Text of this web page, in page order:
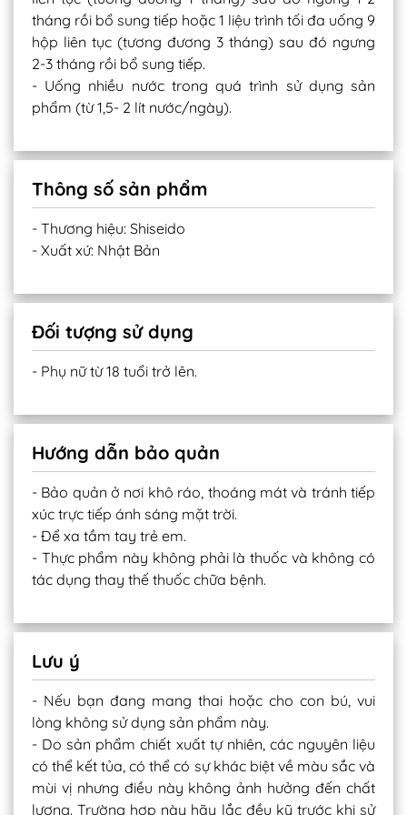
tháng rồi bổ sung tiếp hoặc 1 liệu trình tối đa uống 9
hộp liên tục (tương đương 3 tháng) sau đó ngưng
2-3 tháng rồi bổ sung tiếp.
- Uống nhiều nước trong quá trình sử dụng sản
phẩm (từ 1,5- 2 lít nước/ngày).
Thông số sản phẩm
- Thương hiệu: Shiseido
- Xuất xứ: Nhật Bản
Đối tượng sử dụng
- Phụ nữ từ 18 tuổi trở lên.
Hướng dẫn bảo quản
- Bảo quản ở nơi khô ráo, thoáng mát và tránh tiếp
xúc trực tiếp ánh sáng mặt trời.
- Để xa tầm tay trẻ em.
- Thực phẩm này không phải là thuốc và không có
tác dụng thay thế thuốc chữa bệnh.
Lưu ý
- Nếu bạn đang mang thai hoặc cho con bú, vui
lòng không sử dụng sản phẩm này.
- Do sản phẩm chiết xuất tự nhiên, các nguyên liệu
có thể kết tủa, có thể có sự khác biệt về màu sắc và
mùi vị nhưng điều này không ảnh hưởng đến chất
lượng. Trường hợp này hãy lắc đều kỹ trước khi sử